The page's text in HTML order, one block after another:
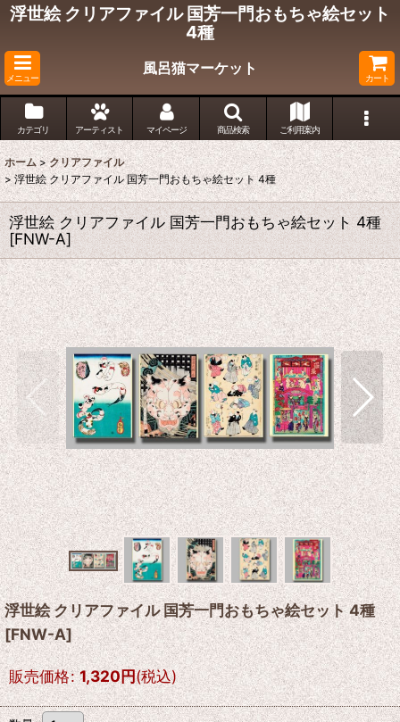
浮世絵 クリアファイル 国芳一門おもちゃ絵セット
4種
メニュー
風呂猫マーケット
カート
カテゴリ アーティスト マイページ 商品検索 ご利用案内
ホーム > クリアファイル
> 浮世絵 クリアファイル 国芳一門おもちゃ絵セット 4種
浮世絵 クリアファイル 国芳一門おもちゃ絵セット 4種
[FNW-A]
浮世絵 クリアファイル 国芳一門おもちゃ絵セット 4種
[FNW-A]
販売価格: 1,320円(税込)